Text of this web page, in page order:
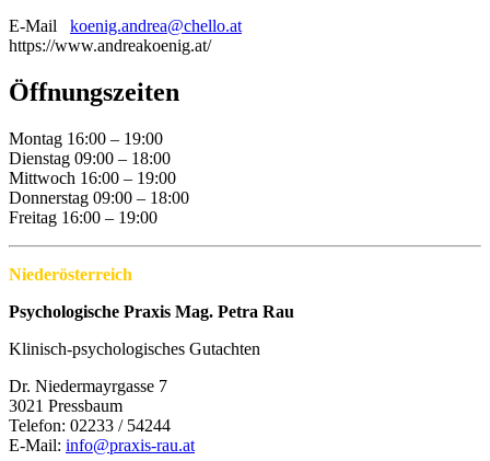
E-Mail koenig.andrea@chello.at
https://www.andreakoenig.at/
Öffnungszeiten
Montag 16:00 – 19:00
Dienstag 09:00 – 18:00
Mittwoch 16:00 – 19:00
Donnerstag 09:00 – 18:00
Freitag 16:00 – 19:00
Niederösterreich
Psychologische Praxis Mag. Petra Rau
Klinisch-psychologisches Gutachten
Dr. Niedermayrgasse 7
3021 Pressbaum
Telefon: 02233 / 54244
E-Mail: info@praxis-rau.at